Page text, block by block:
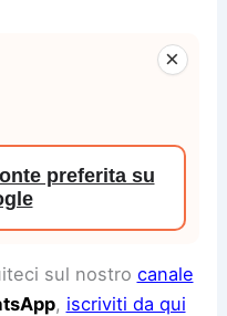
×
preferita su
sul nostro canale
, iscriviti da qui